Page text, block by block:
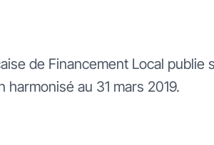
de Financement Local
harmonisé au 31 mars 2019.